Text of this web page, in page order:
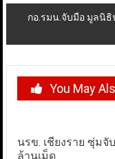
กอ.รมน.จับมือ มูลนิธิ
You May
นรข. เชียงราย ซุ่ม
ล้านเม็ด